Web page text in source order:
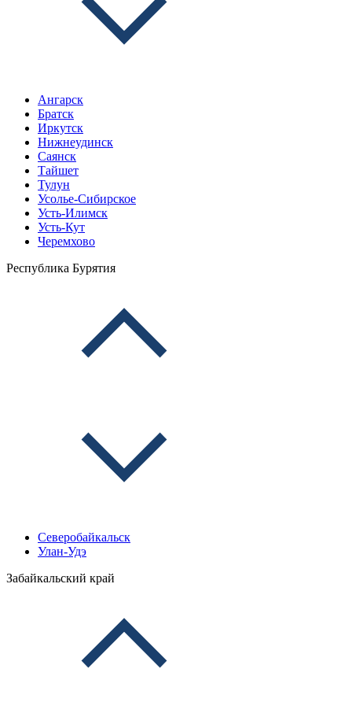
Ангарск
Братск
Иркутск
Нижнеудинск
Саянск
Тайшет
Тулун
Усолье-Сибирское
Усть-Илимск
Усть-Кут
Черемхово
Республика Бурятия
Северобайкальск
Улан-Удэ
Забайкальский край